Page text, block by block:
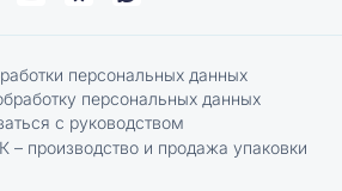
персональных данных
персональных данных
с руководством
производство и продажа упаковки